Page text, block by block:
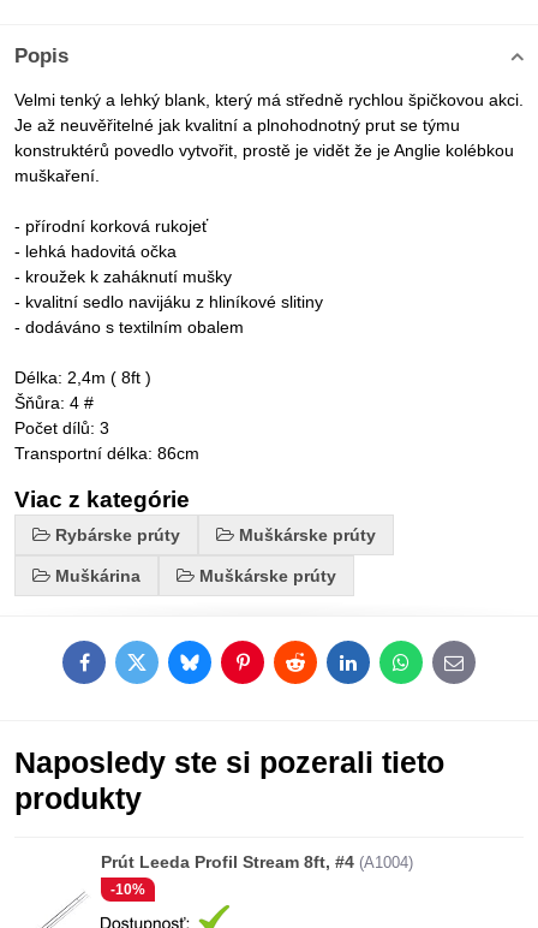
Popis
Velmi tenký a lehký blank, který má středně rychlou špičkovou akci.
Je až neuvěřitelné jak kvalitní a plnohodnotný prut se týmu
konstruktérů povedlo vytvořit, prostě je vidět že je Anglie kolébkou
muškaření.
- přírodní korková rukojeť
- lehká hadovitá očka
- kroužek k zaháknutí mušky
- kvalitní sedlo navijáku z hliníkové slitiny
- dodáváno s textilním obalem
Délka: 2,4m ( 8ft )
Šňůra: 4 #
Počet dílů: 3
Transportní délka: 86cm
Viac z kategórie
Rybárske prúty Muškárske prúty
Muškárina Muškárske prúty
FacebookTwitterBlueskyPinterestRedditLinkedInWhatsApp
E-
mail
Naposledy ste si pozerali tieto
produkty
Prút Leeda Profil Stream 8ft, #4 (A1004)
-10%